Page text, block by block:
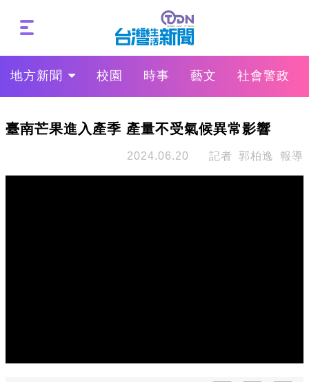
地方新聞 校園 時事 藝文 社會警政
臺南芒果進入產季 產量不受氣候異常影響
2024.06.20 記者 郭柏逸 報導